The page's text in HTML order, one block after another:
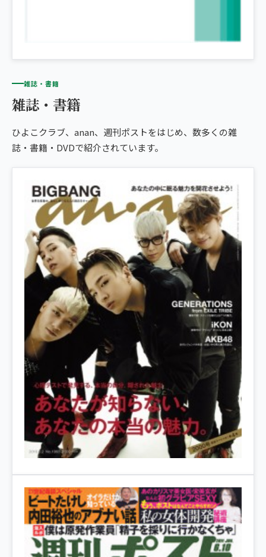
雑誌・書籍
雑誌・書籍
ひよこクラブ、anan、週刊ポストをはじめ、数多くの雑
誌・書籍・DVDで紹介されています。